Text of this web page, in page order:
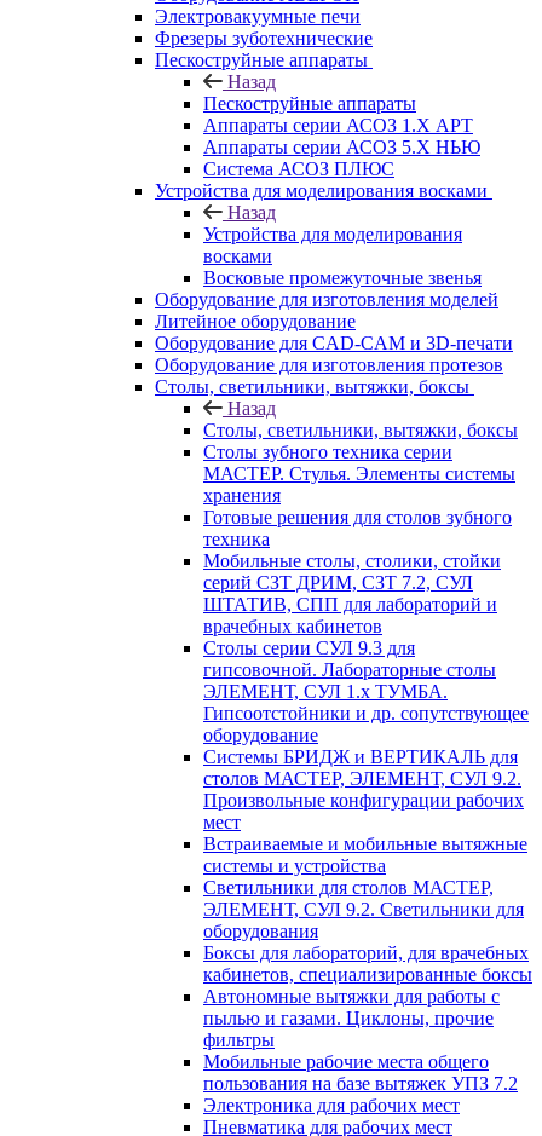
Электровакуумные печи
Фрезеры зуботехнические
Пескоструйные аппараты
Назад
Пескоструйные аппараты
Аппараты серии АСОЗ 1.Х АРТ
Аппараты серии АСОЗ 5.Х НЬЮ
Система АСОЗ ПЛЮС
Устройства для моделирования восками
Назад
Устройства для моделирования
восками
Восковые промежуточные звенья
Оборудование для изготовления моделей
Литейное оборудование
Оборудование для CAD-CAM и 3D-печати
Оборудование для изготовления протезов
Cтолы, светильники, вытяжки, боксы
Назад
Cтолы, светильники, вытяжки, боксы
Столы зубного техника серии
МАСТЕР. Стулья. Элементы системы
хранения
Готовые решения для столов зубного
техника
Мобильные столы, столики, стойки
серий СЗТ ДРИМ, СЗТ 7.2, СУЛ
ШТАТИВ, СПП для лабораторий и
врачебных кабинетов
Столы серии СУЛ 9.3 для
гипсовочной. Лабораторные столы
ЭЛЕМЕНТ, СУЛ 1.х ТУМБА.
Гипсоотстойники и др. сопутствующее
оборудование
Системы БРИДЖ и ВЕРТИКАЛЬ для
столов МАСТЕР, ЭЛЕМЕНТ, СУЛ 9.2.
Произвольные конфигурации рабочих
мест
Встраиваемые и мобильные вытяжные
системы и устройства
Светильники для столов МАСТЕР,
ЭЛЕМЕНТ, СУЛ 9.2. Светильники для
оборудования
Боксы для лабораторий, для врачебных
кабинетов, специализированные боксы
Автономные вытяжки для работы с
пылью и газами. Циклоны, прочие
фильтры
Мобильные рабочие места общего
пользования на базе вытяжек УПЗ 7.2
Электроника для рабочих мест
Пневматика для рабочих мест